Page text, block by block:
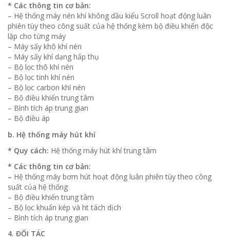
* Các thông tin cơ bản:
– Hệ thống máy nén khí không dầu kiểu Scroll hoạt động luân
phiên tùy theo công suất của hệ thống kèm bộ điều khiển độc
lập cho từng máy
– Máy sấy khô khí nén
– Máy sấy khí dạng hấp thụ
– Bộ lọc thô khí nén
– Bộ lọc tinh khí nén
– Bộ lọc carbon khí nén
– Bộ điều khiển trung tâm
– Bình tích áp trung gian
– Bộ điều áp
b. Hệ thống máy hút khí
* Quy cách: Hệ thống máy hút khí trung tâm
* Các thông tin cơ bản:
– Hệ thống máy bơm hút hoạt động luân phiên tùy theo công
suất của hệ thống
– Bộ điều khiển trung tâm
– Bộ lọc khuẩn kép và ht tách dịch
– Bình tích áp trung gian
4. ĐỐI TÁC